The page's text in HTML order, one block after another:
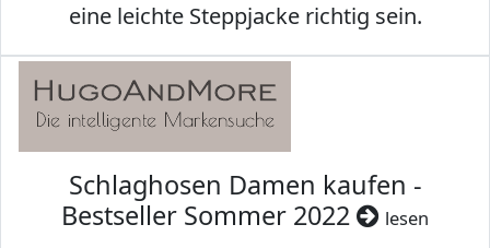
eine leichte Steppjacke richtig sein.
Schlaghosen Damen kaufen -
Bestseller Sommer 2022
lesen